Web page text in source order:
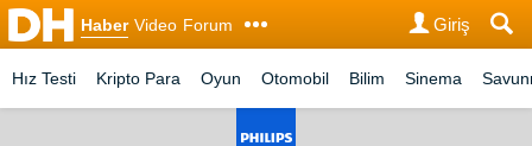
Haber Video Forum Giriş
Hız Testi Kripto Para Oyun Otomobil Bilim Sinema